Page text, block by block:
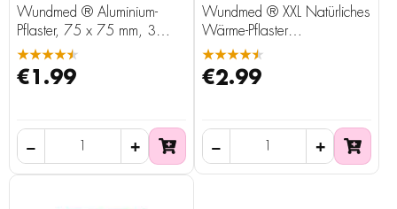
Wundmed ® Aluminium-
Pflaster, 75 x 75 mm, 3
Stück
★★★★★
€1.99
Wundmed ® XXL Natürliches
Wärme-Pflaster
selbstklebend, 13 x 19 cm
★★★★★
€2.99